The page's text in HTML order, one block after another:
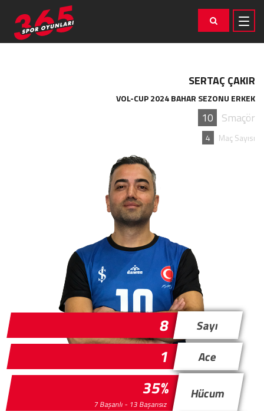
SERTAÇ ÇAKIR
VOL-CUP 2024 BAHAR SEZONU ERKEK
10 Smaçör
4 Maç Sayısı
8 Sayı
1 Ace
35%
7 Başarılı - 13 Başarısız
Hücum